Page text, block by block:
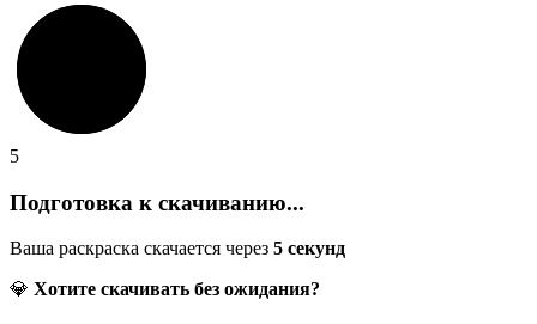
5
Подготовка к скачиванию...
Ваша раскраска скачается через 5 секунд
💎 Хотите скачивать без ожидания?